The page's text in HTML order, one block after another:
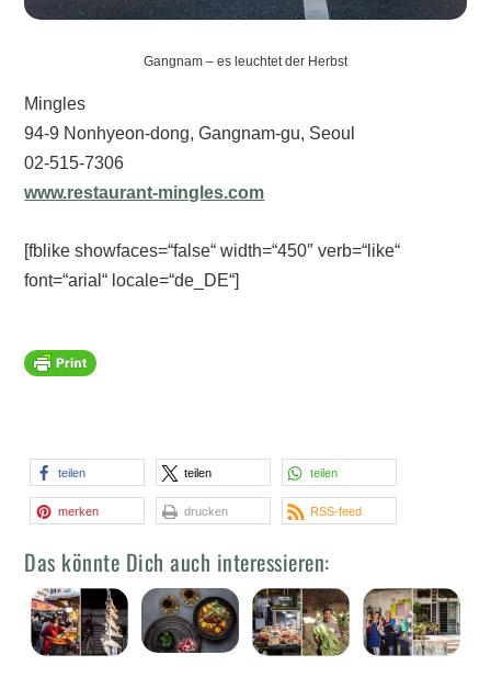
Gangnam – es leuchtet der Herbst
Mingles
94-9 Nonhyeon-dong, Gangnam-gu, Seoul
02-515-7306
www.restaurant-mingles.com
[fblike showfaces=“false“ width=“450″ verb=“like“
font=“arial“ locale=“de_DE“]
teilen teilen teilen
merken drucken RSS-feed
Das könnte Dich auch interessieren: